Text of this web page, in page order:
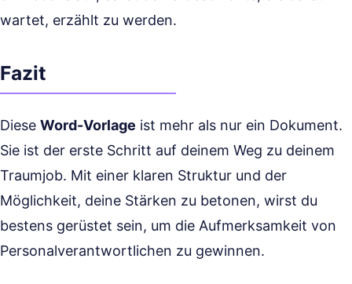
wartet, erzählt zu werden.
Fazit
Diese Word-Vorlage ist mehr als nur ein Dokument.
Sie ist der erste Schritt auf deinem Weg zu deinem
Traumjob. Mit einer klaren Struktur und der
Möglichkeit, deine Stärken zu betonen, wirst du
bestens gerüstet sein, um die Aufmerksamkeit von
Personalverantwortlichen zu gewinnen.